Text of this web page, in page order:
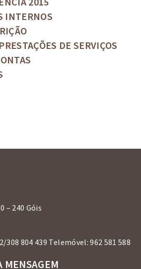
INTERNOS
DE SERVIÇOS
– 240 Góis
308 804 439 Telemóvel: 962 581 588
MENSAGEM